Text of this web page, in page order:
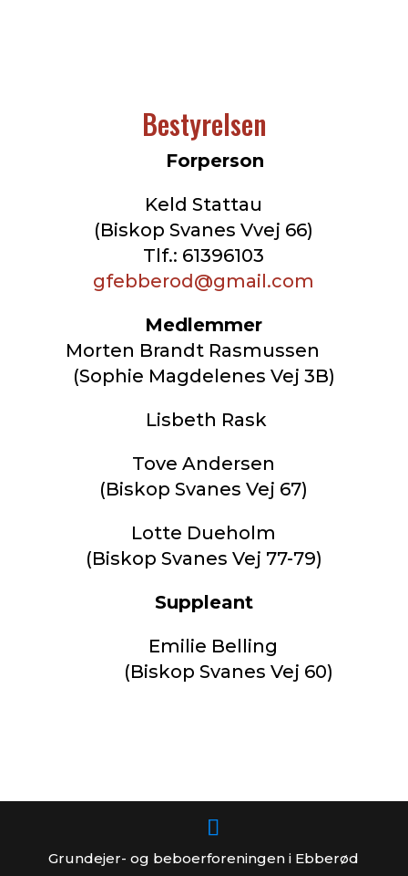
Bestyrelsen
Forperson
Keld Stattau
(Biskop Svanes Vvej 66)
Tlf.: 61396103
gfebberod@gmail.com
Medlemmer
Morten Brandt Rasmussen
(Sophie Magdelenes Vej 3B)
Lisbeth Rask
Tove Andersen
(Biskop Svanes Vej 67)
Lotte Dueholm
(Biskop Svanes Vej 77-79)
Suppleant
Emilie Belling
(Biskop Svanes Vej 60)
Grundejer- og beboerforeningen i Ebberød